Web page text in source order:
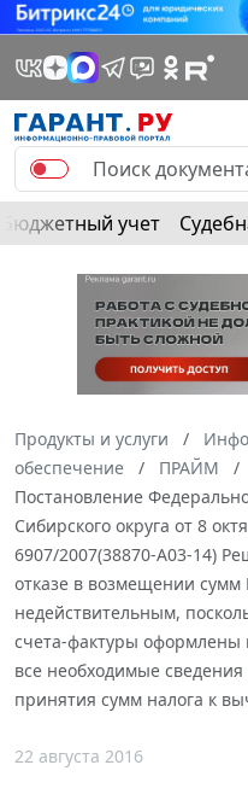
Бюджетный учет
Продукты и услуги
обеспечение
ПРАЙМ
Постановление
Сибирского округа от 8
6907/2007(38870-А03-14)
отказе в возмещении
недействительным,
счета-фактуры
все необходимые
принятия сумм налога к
22 августа 2016